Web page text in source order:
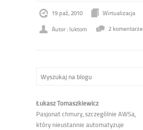
19 paź, 2010
Wirtualizacja
Autor : luktom
2 komentarze
Łukasz Tomaszkiewicz
Pasjonat chmury, szczególnie AWSa,
który nieustannie automatyzuje